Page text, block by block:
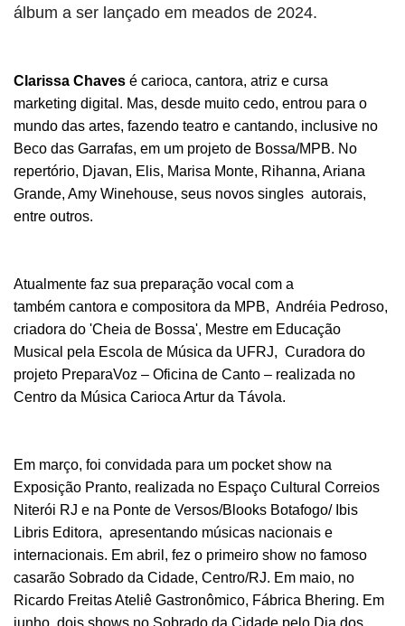
álbum a ser lançado em meados de 2024.
Clarissa Chaves é carioca, cantora, atriz e cursa
marketing digital. Mas, desde muito cedo, entrou para o
mundo das artes, fazendo teatro e cantando, inclusive no
Beco das Garrafas, em um projeto de Bossa/MPB. No
repertório, Djavan, Elis, Marisa Monte, Rihanna, Ariana
Grande, Amy Winehouse, seus novos singles autorais,
entre outros.
Atualmente faz sua preparação vocal com a
também cantora e compositora da MPB, Andréia Pedroso,
criadora do 'Cheia de Bossa', Mestre em Educação
Musical pela Escola de Música da UFRJ, Curadora do
projeto PreparaVoz – Oficina de Canto – realizada no
Centro da Música Carioca Artur da Távola.
Em março, foi convidada para um pocket show na
Exposição Pranto, realizada no Espaço Cultural Correios
Niterói RJ e na Ponte de Versos/Blooks Botafogo/ Ibis
Libris Editora, apresentando músicas nacionais e
internacionais. Em abril, fez o primeiro show no famoso
casarão Sobrado da Cidade, Centro/RJ. Em maio, no
Ricardo Freitas Ateliê Gastronômico, Fábrica Bhering. Em
junho, dois shows no Sobrado da Cidade pelo Dia dos